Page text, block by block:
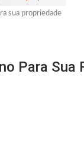
sua propriedade
Para Sua